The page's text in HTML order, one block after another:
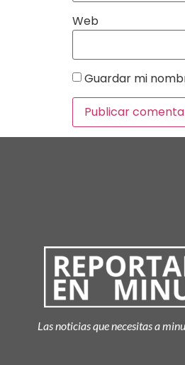
Web
Guardar mi
Las noticias que necesitas a